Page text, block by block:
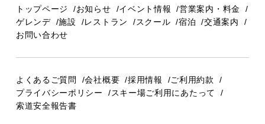
トップページ お知らせ イベント情報
営業案内・料金
ゲレンデ
施設 レストラン スクール 宿泊
交通案内
お問い合わせ
よくあるご質問 会社概要 採用情報
ご利用約款
プライバシーポリシー
スキー場ご利用にあたって
索道安全報告書